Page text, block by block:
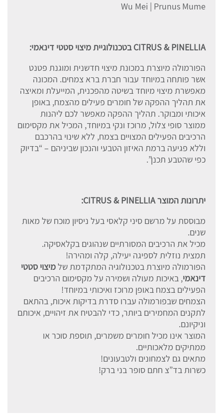
Wu Mei | Prunus Mume
CITRUS & PINELLIAבטכנולוגיית מיצוי סטטי דינאמי:
הפורמולה מיוצרת במכונת מיצוי חדשנית ומוגנת פטנט
אשר פותחה במיוחד עבור חברת ברא צמחים. המכונה
מאפשרת מיצוי מיוחד בשיטה מהפכנית, המייעלת ומאיצה
את תהליך ההפקה של חומרים פעילים מהצמח, באופן
איכותי ומבוקר. תהליך ההפקה מאפשר לכם ליהנות
ממוצר סופי צלול, מרוכז ונקי במיוחד, המכיל את מקסימום
הרכיבים הפעילים המצויים בצמח, ללא שינוי בהרכבם
וללא פגיעה ברמת האיזון הטבעי והנכון שביניהם – “בדיוק
כפי שהטבע תכנן”.
יתרונות המוצרCITRUS & PINELLIA
:
מבוססת על מרשם סיני קלאסי בעל ניסיון מוכח של מאות
שנים.
מכיל את הרכיבים המסורתיים שנהוגים בקלאסיקה.
תמצית נוזלית לספיגה יעילה, קלה ומהירה!
הפורמולה מיוצרת בטכנולוגיה המתקדמת שלמיצוי סטטי
דינאמי, באיכות מעולה ושמירה על מקסימום הרכיבים
הפעילים בצמח באופן מרוכז ואיכותי במיוחד!
הצמחים שבפורמולה עברו סדרת בדיקות איכות, בהתאם
לתקנים המחמירים ביותר, כדי להבטיח את זיהויים, איכותם
וניקיונם.
המוצר אינו מכיל חומרים משמרים, תוספת סוכר או
ממתיקים מלאכותיים.
מתאים גם לצמחונים ולטבעונים!
כשרות בד”צ חתם סופר בני ברק!